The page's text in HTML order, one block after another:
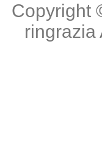
Copyright
ringrazia